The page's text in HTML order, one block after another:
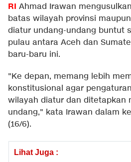
RI Ahmad Irawan
batas wilayah provinsi
diatur undang-undang buntut
pulau antara Aceh dan
baru-baru ini.
"Ke depan, memang lebih
konstitusional agar
wilayah diatur dan ditetapkan
undang," kata Irawan dalam
(16/6).
Lihat Juga :